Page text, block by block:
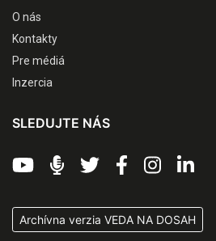
O nás
Kontakty
Pre médiá
Inzercia
SLEDUJTE NÁS
Archívna verzia VEDA NA DOSAH